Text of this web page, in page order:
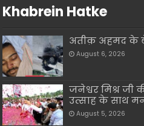
Khabrein Hatke
अतीक़ अहमद के
August 6, 2026
जनेश्वर मिश्र जी
उत्साह के साथ
August 5, 2026